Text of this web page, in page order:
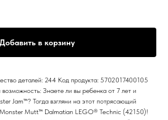
Добавить в корзину
деталей: 244 Код продукта: 5702017400105
Знаете ли вы ребенка от 7 лет и
Jam™? Тогда взгляни на этот потрясающий
Monster Mutt™ Dalmatian LEGO® Technic (42150)!